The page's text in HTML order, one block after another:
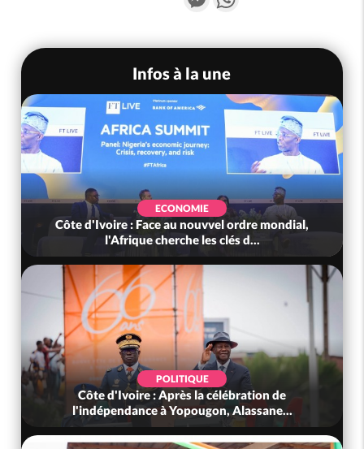
Infos à la une
ECONOMIE
Côte d'Ivoire : Face au nouvvel ordre mondial,
l'Afrique cherche les clés d...
POLITIQUE
Côte d'Ivoire : Après la célébration de
l'indépendance à Yopougon, Alassane...